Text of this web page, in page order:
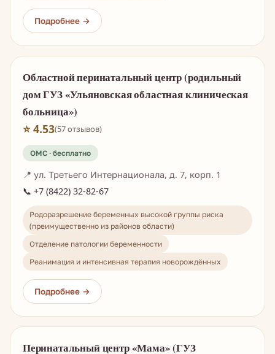
Областной перинатальный центр (родильный
дом ГУЗ «Ульяновская областная клиническая
больница»)
⭐ 4.53(57 отзывов)
📍 ул. Третьего Интернационала, д. 7, корп. 1
📞 +7 (8422) 32-82-67
Родоразрешение беременных высокой группы риска
(преимущественно из районов области)
Отделение патологии беременности
Реанимация и интенсивная терапия новорождённых
Перинатальный центр «Мама» (ГУЗ